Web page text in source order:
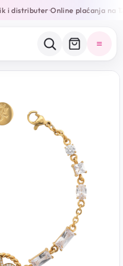
i distributer•Online plaćanja na